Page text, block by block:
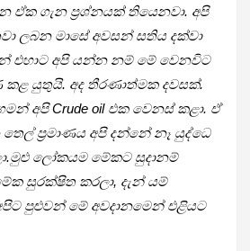
ඒක ගැන ප්‍රශ්නයක් තියෙනවා. අපි
ලබන මාසේ අවසන් සතිය දක්වා
එහාට අපි යන්න නම් මේ වෙනවිට
කළ යුතුයි. අද තීරණාත්මක දවසක්.
අපි Crude oil එක වෙනස් කළා. ඒ
ප්‍රමාණය අපි දන්නේ නෑ යුද්ධෙ
ලෝකයම මේකට සුදානම්
සුරක්ෂිත කරලා, දැන් යම්
පුළුවන් මේ අවදානමෙන් එළියට